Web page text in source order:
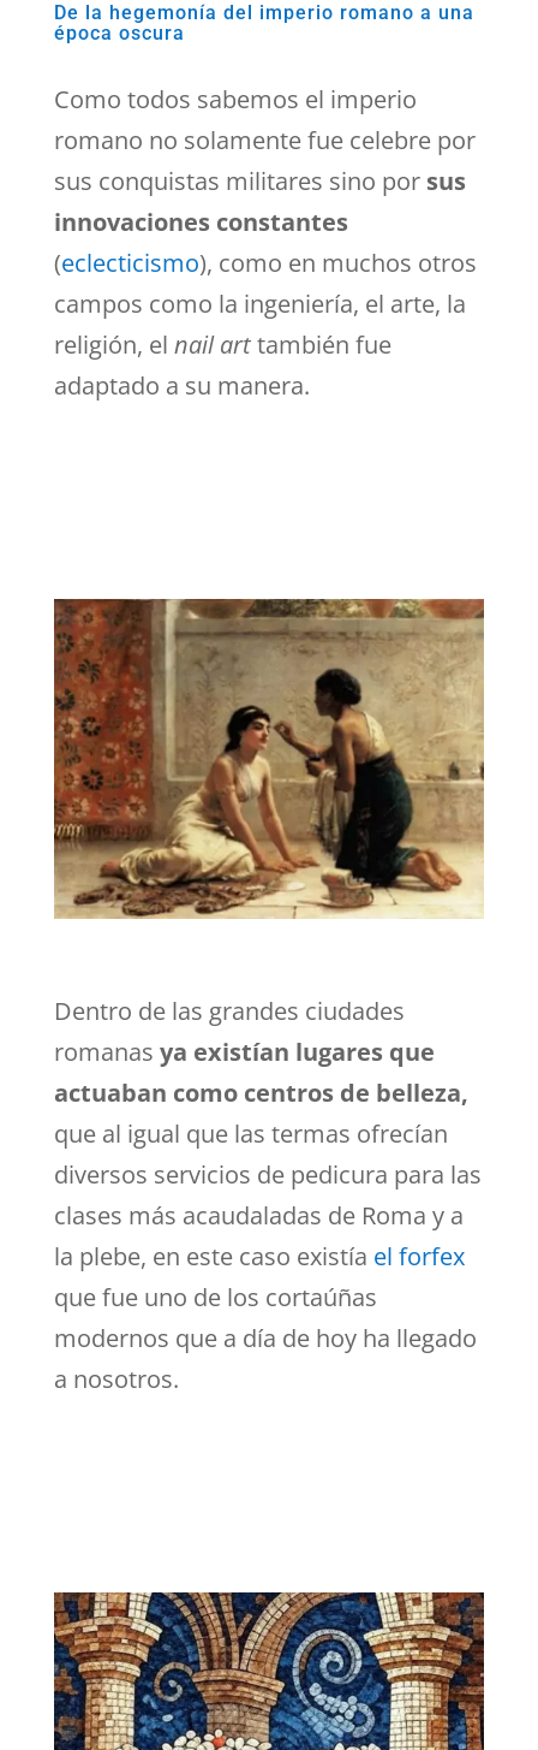
De la hegemonía del imperio romano a una
época oscura
Como todos sabemos el imperio
romano no solamente fue celebre por
sus conquistas militares sino por sus
innovaciones constantes
(eclecticismo), como en muchos otros
campos como la ingeniería, el arte, la
religión, el nail arttambién fue
adaptado a su manera.
Dentro de las grandes ciudades
romanas ya existían lugares que
actuaban como centros de belleza,
que al igual que las termas ofrecían
diversos servicios de pedicura para las
clases más acaudaladas de Roma y a
la plebe, en este caso existía el forfex
que fue uno de los cortaúñas
modernos que a día de hoy ha llegado
a nosotros.